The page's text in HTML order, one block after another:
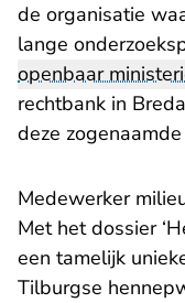
de organisatie
lange
openbaar
rechtbank in
deze zogenaamde
Medewerker
Met het dossier
een tamelijk
Tilburgse